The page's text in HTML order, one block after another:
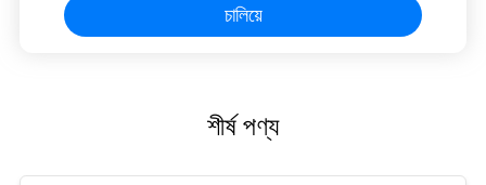
চালিয়ে
শীর্ষ পণ্য